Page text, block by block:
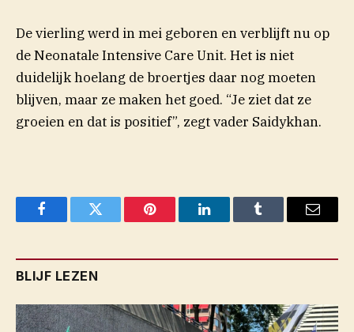
De vierling werd in mei geboren en verblijft nu op
de Neonatale Intensive Care Unit. Het is niet
duidelijk hoelang de broertjes daar nog moeten
blijven, maar ze maken het goed. “Je ziet dat ze
groeien en dat is positief”, zegt vader Saidykhan.
FacebookTwitter Pinterest LinkedInTumblr Email
BLIJF LEZEN